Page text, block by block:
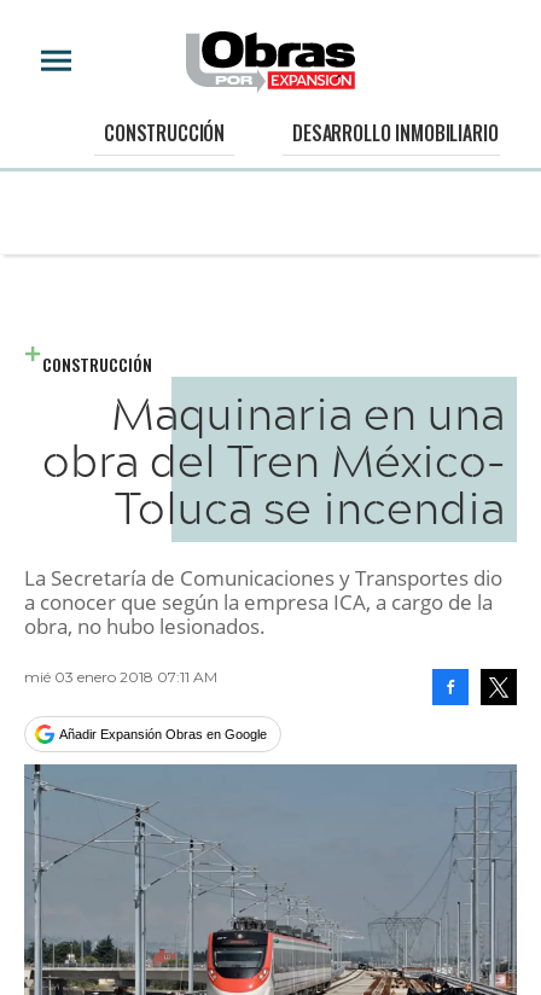
CONSTRUCCIÓN DESARROLLO INMOBILIARIO
CONSTRUCCIÓN
Maquinaria en una
obra del Tren México-
Toluca se incendia
La Secretaría de Comunicaciones y Transportes dio
a conocer que según la empresa ICA, a cargo de la
obra, no hubo lesionados.
mié 03 enero 2018 07:11 AM
Añadir Expansión Obras en Google